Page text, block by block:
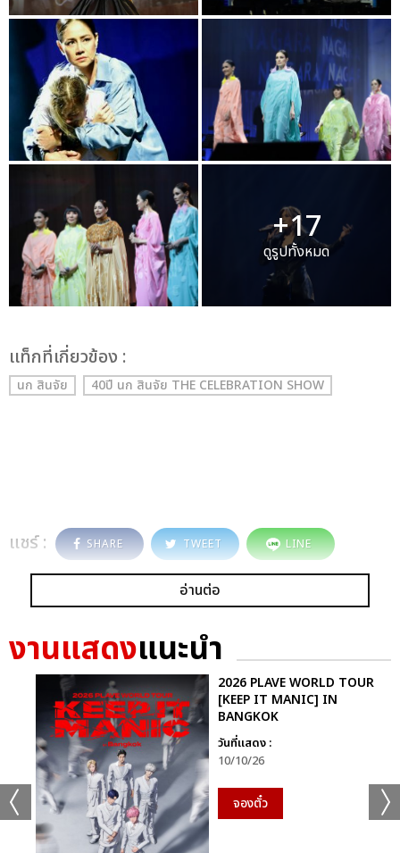
+17
ดูรูปทั้งหมด
เเท็กที่เกี่ยวข้อง :
นก สินจัย 40ปี นก สินจัย THE CELEBRATION SHOW
แชร์ : SHARE TWEET LINE
อ่านต่อ
งานแสดงแนะนำ
2026 PLAVE WORLD TOUR
[KEEP IT MANIC] IN
BANGKOK
วันที่แสดง :
10/10/26
จองตั๋ว